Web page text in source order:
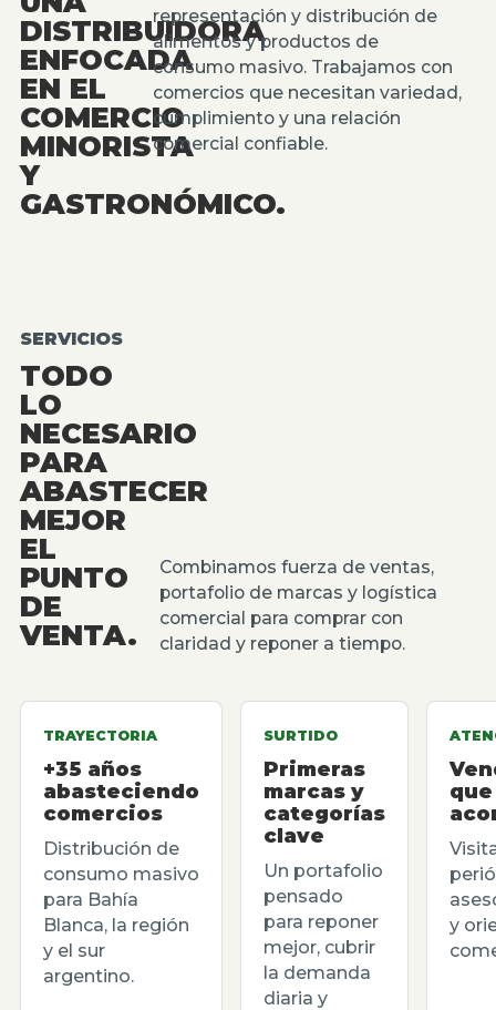
DISTRIBUIDORA
ENFOCADA
EN EL
COMERCIO
MINORISTA
Y
GASTRONÓMICO.
representación y distribución de
alimentos y productos de
consumo masivo. Trabajamos con
comercios que necesitan variedad,
cumplimiento y una relación
comercial confiable.
SERVICIOS
TODO
LO
NECESARIO
PARA
ABASTECER
MEJOR
EL
PUNTO
DE
VENTA.
Combinamos fuerza de ventas,
portafolio de marcas y logística
comercial para comprar con
claridad y reponer a tiempo.
TRAYECTORIA
+35 años
abasteciendo
comercios
Distribución de
consumo masivo
para Bahía
Blanca, la región
y el sur
argentino.
SURTIDO
Primeras
marcas y
categorías
clave
Un portafolio
pensado
para reponer
mejor, cubrir
la demanda
diaria y
que
y